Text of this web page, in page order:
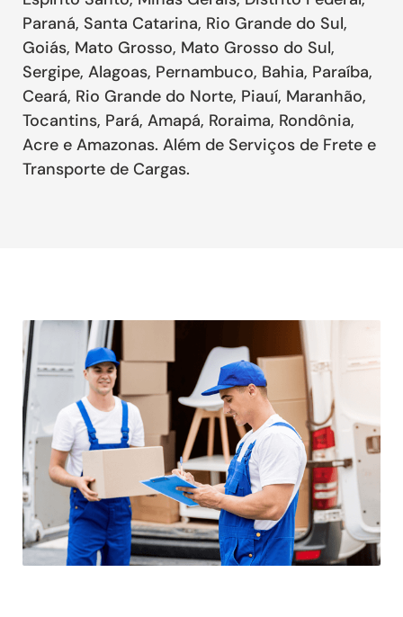
Paraná, Santa Catarina, Rio Grande do Sul,
Goiás, Mato Grosso, Mato Grosso do Sul,
Sergipe, Alagoas, Pernambuco, Bahia, Paraíba,
Ceará, Rio Grande do Norte, Piauí, Maranhão,
Tocantins, Pará, Amapá, Roraima, Rondônia,
Acre e Amazonas. Além de Serviços de Frete e
Transporte de Cargas.